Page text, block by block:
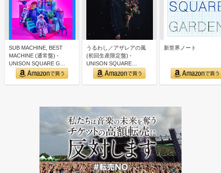
SUB MACHINE, BEST
MACHINE (通常盤) -
UNISON SQUARE G…
うるわし／アザレアの風
(初回生産限定盤) -
UNISON SQUARE
GARDEN (特典な…
新世界ノート